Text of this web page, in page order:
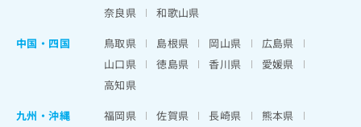
奈良県
和歌山県
中国・四国
鳥取県 島根県 岡山県
広島県
山口県
徳島県 香川県
愛媛県
高知県
九州・沖縄
福岡県 佐賀県 長崎県
熊本県